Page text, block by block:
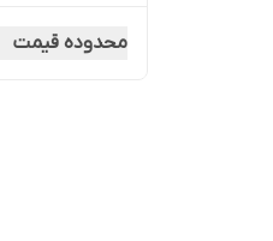
محدوده قیمت